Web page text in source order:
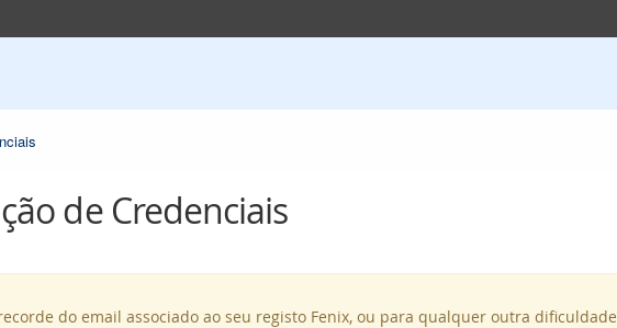
de Credenciais
do email associado ao seu registo Fenix, ou para qualquer outra